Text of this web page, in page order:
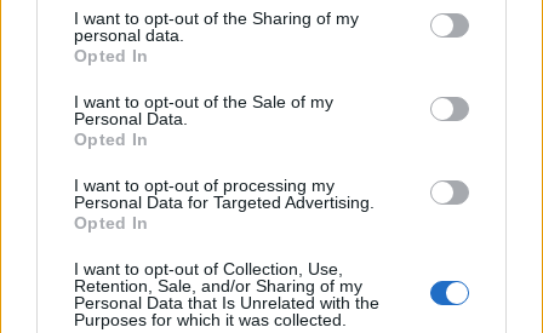
not limited to your visit or usage behaviour. You may click to
grant or deny consent to Google and its third-party tags to
use your data for below specified purposes in below Google
consent section.
I want to opt-out of the Sharing of my
personal data.
Opted In
I want to opt-out of the Sale of my
Personal Data.
Opted In
I want to opt-out of processing my
Personal Data for Targeted Advertising.
Opted In
I want to opt-out of Collection, Use,
Retention, Sale, and/or Sharing of my
Personal Data that Is Unrelated with the
Purposes for which it was collected.
Már 5 áldozata van az Orbán-
interjúnak